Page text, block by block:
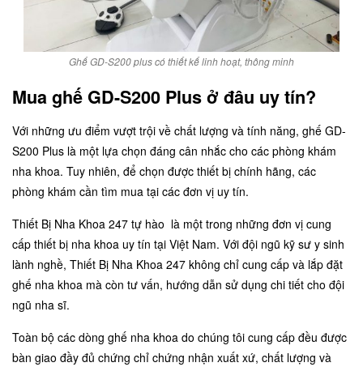
Ghế GD-S200 plus có thiết kế linh hoạt, thông minh
Mua ghế GD-S200 Plus ở đâu uy tín?
Với những ưu điểm vượt trội về chất lượng và tính năng, ghế GD-
S200 Plus là một lựa chọn đáng cân nhắc cho các phòng khám
nha khoa. Tuy nhiên, để chọn được thiết bị chính hãng, các
phòng khám cần tìm mua tại các đơn vị uy tín.
Thiết Bị Nha Khoa 247 tự hào là một trong những đơn vị cung
cấp thiết bị nha khoa uy tín tại Việt Nam. Với đội ngũ kỹ sư y sinh
lành nghề, Thiết Bị Nha Khoa 247 không chỉ cung cấp và lắp đặt
ghế nha khoa mà còn tư vấn, hướng dẫn sử dụng chi tiết cho đội
ngũ nha sĩ.
Toàn bộ các dòng ghế nha khoa do chúng tôi cung cấp đều được
bàn giao đầy đủ chứng chỉ chứng nhận xuất xứ, chất lượng và